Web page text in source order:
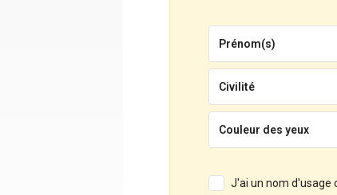
Prénom(s)
Civilité
Couleur des yeux
J'ai un nom d'usage